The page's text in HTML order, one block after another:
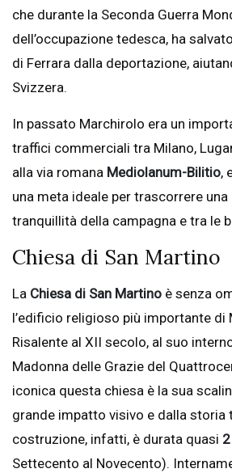
che durante la Seconda Guerra
dell’occupazione tedesca, ha
di Ferrara dalla deportazione,
Svizzera.
In passato Marchirolo era un
traffici commerciali tra Milano,
alla via romana Mediolanum-Bilitio,
una meta ideale per trascorrere
tranquillità della campagna e tra le
Chiesa di San Martino
La Chiesa di San Martino è senza
l’edificio religioso più importante di
Risalente al XII secolo, al suo
Madonna delle Grazie del
iconica questa chiesa è la sua
grande impatto visivo e dalla storia
costruzione, infatti, è durata quasi
Settecento al Novecento).